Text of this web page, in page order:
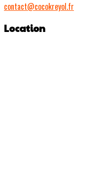
contact@cocokreyol.fr
Location